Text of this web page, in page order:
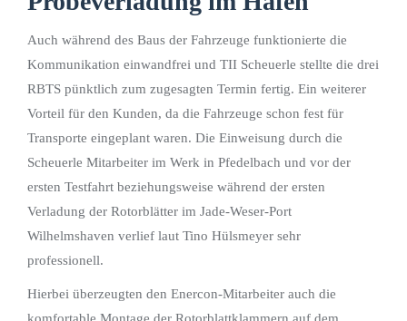
Auch während des Baus der Fahrzeuge funktionierte die
Kommunikation einwandfrei und TII Scheuerle stellte die drei
RBTS pünktlich zum zugesagten Termin fertig. Ein weiterer
Vorteil für den Kunden, da die Fahrzeuge schon fest für
Transporte eingeplant waren. Die Einweisung durch die
Scheuerle Mitarbeiter im Werk in Pfedelbach und vor der
ersten Testfahrt beziehungsweise während der ersten
Verladung der Rotorblätter im Jade-Weser-Port
Wilhelmshaven verlief laut Tino Hülsmeyer sehr
professionell.
Hierbei überzeugten den Enercon-Mitarbeiter auch die